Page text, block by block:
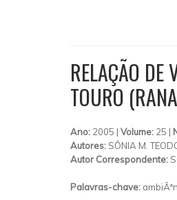
RELAÇÃO DE
TOURO
Ano: 2005 | Volume: 25 |
Autores: SÔNIA M.
Autor Correspondente:
Palavras-chave: